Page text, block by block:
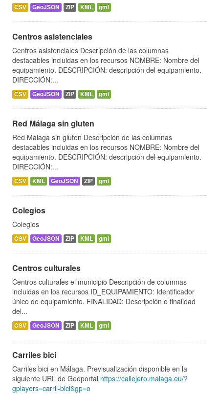
CSV GeoJSON ZIP KML gml
Centros asistenciales
Centros asistenciales Descripción de las columnas
destacables incluidas en los recursos NOMBRE: Nombre del
equipamiento. DESCRIPCIÓN: descripción del equipamiento.
DIRECCIÓN:...
CSV GeoJSON ZIP KML gml
Red Málaga sin gluten
Red Málaga sin gluten Descripción de las columnas
destacables incluidas en los recursos NOMBRE: Nombre del
equipamiento. DESCRIPCIÓN: descripción del equipamiento.
DIRECCIÓN:...
CSV KML GeoJSON ZIP gml
Colegios
Colegios
CSV GeoJSON ZIP KML gml
Centros culturales
Centros culturales el municipio Descripción de columnas
incluidas en los recursos ID_EQUIPAMIENTO: Identificador
único de equipamiento. FINALIDAD: Descripción o finalidad
del...
CSV GeoJSON ZIP KML gml
Carriles bici
Carriles bici en Málaga. Previsualización disponible en la
siguiente URL de Geoportal https://callejero.malaga.eu/?
gplayers=carril-bici&gp=o